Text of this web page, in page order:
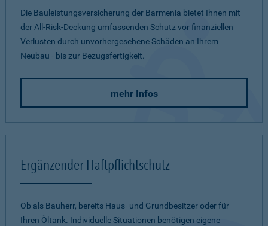
Die Bauleistungsversicherung der Barmenia bietet Ihnen mit
der All-Risk-Deckung umfassenden Schutz vor finanziellen
Verlusten durch unvorhergesehene Schäden an Ihrem
Neubau - bis zur Bezugsfertigkeit.
mehr Infos
Ergänzender Haftpflichtschutz
Ob als Bauherr, bereits Haus- und Grundbesitzer oder für
Ihren Öltank. Individuelle Situationen benötigen eigene